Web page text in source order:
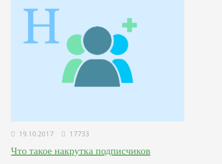
19.10.2017 17733
Что такое накрутка подписчиков